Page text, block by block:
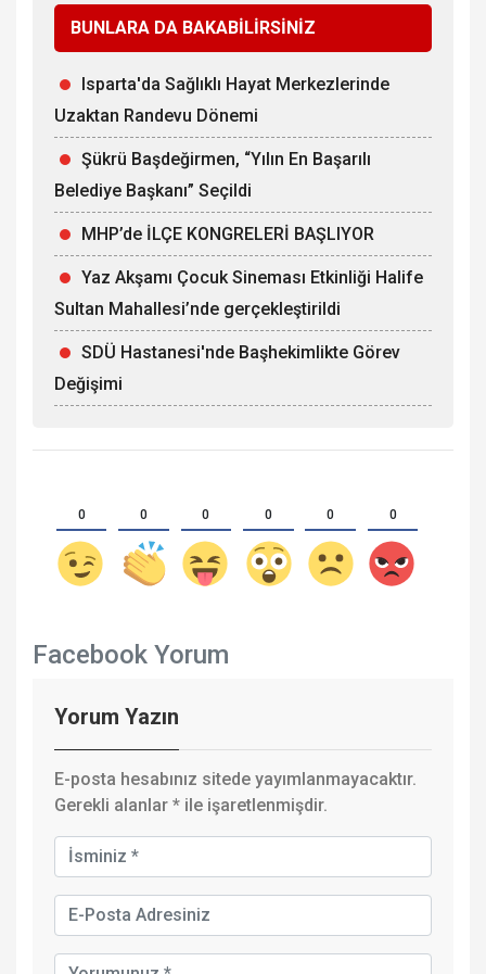
BUNLARA DA BAKABİLİRSİNİZ
Isparta'da Sağlıklı Hayat Merkezlerinde
Uzaktan Randevu Dönemi
Şükrü Başdeğirmen, “Yılın En Başarılı
Belediye Başkanı” Seçildi
MHP’de İLÇE KONGRELERİ BAŞLIYOR
Yaz Akşamı Çocuk Sineması Etkinliği Halife
Sultan Mahallesi’nde gerçekleştirildi
SDÜ Hastanesi'nde Başhekimlikte Görev
Değişimi
0 0 0 0 0 0
Facebook Yorum
Yorum Yazın
E-posta hesabınız sitede yayımlanmayacaktır.
Gerekli alanlar * ile işaretlenmişdir.